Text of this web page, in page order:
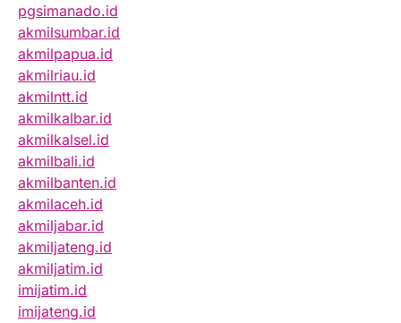
pgsimanado.id
akmilsumbar.id
akmilpapua.id
akmilriau.id
akmilntt.id
akmilkalbar.id
akmilkalsel.id
akmilbali.id
akmilbanten.id
akmilaceh.id
akmiljabar.id
akmiljateng.id
akmiljatim.id
imijatim.id
imijateng.id